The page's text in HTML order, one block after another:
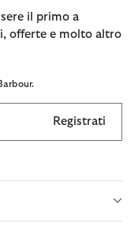
il primo a
offerte e molto altro
Registrati